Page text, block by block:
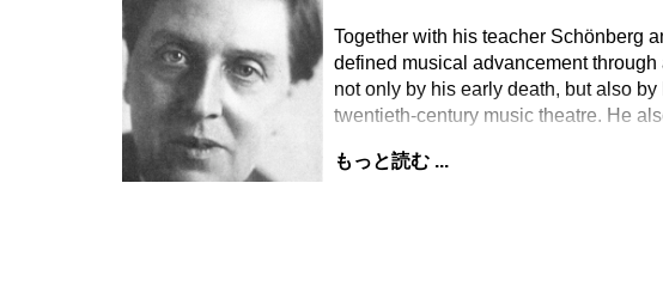
Together with his teacher Schönberg
defined musical advancement
not only by his early death, but also
twentieth-century music theatre. He
もっと読む ...